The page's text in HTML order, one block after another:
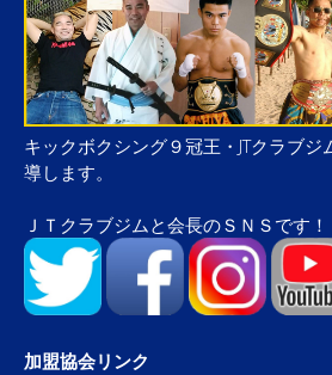
キックボクシング９冠王・JTクラブ
導します。
ＪＴクラブジムと会長のＳＮＳです！
加盟協会リンク